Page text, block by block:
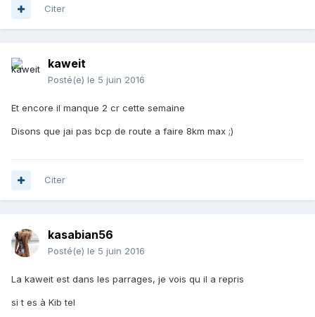
Citer
kaweit
Posté(e) le 5 juin 2016
Et encore il manque 2 cr cette semaine
Disons que jai pas bcp de route a faire 8km max ;)
Citer
kasabian56
Posté(e) le 5 juin 2016
La kaweit est dans les parrages, je vois qu il a repris
si t es à Kib tel